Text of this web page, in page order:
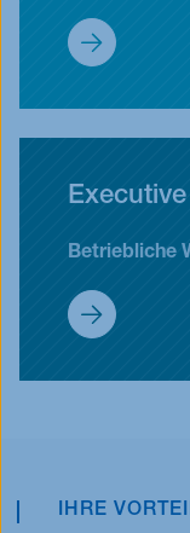
Master
Betriebliche
Für
IHRE